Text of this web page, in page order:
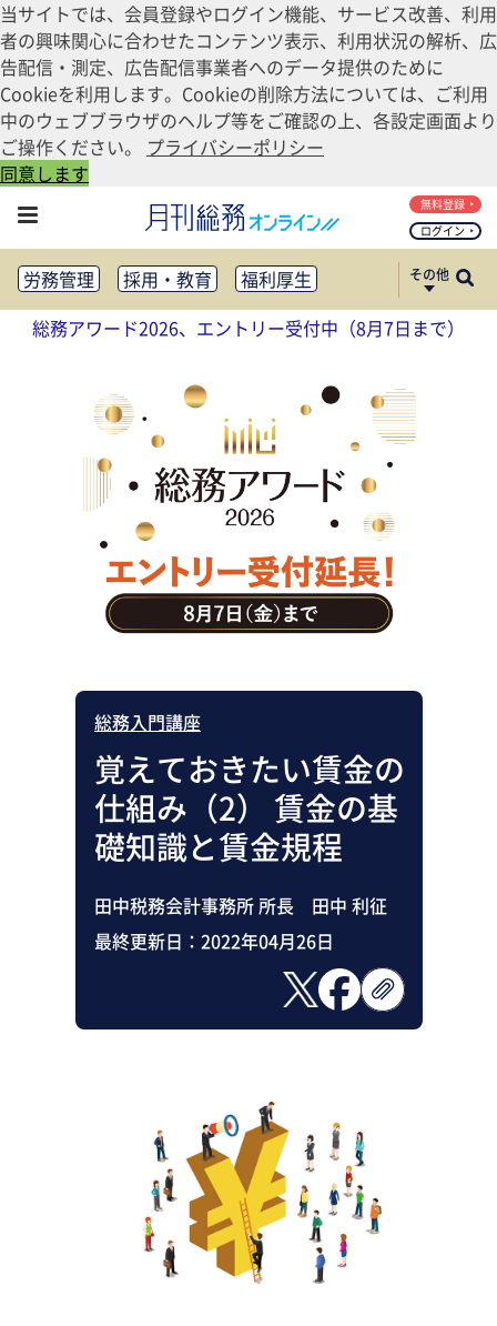
当サイトでは、会員登録やログイン機能、サービス改善、利用
者の興味関心に合わせたコンテンツ表示、利用状況の解析、広
告配信・測定、広告配信事業者へのデータ提供のために
Cookieを利用します。Cookieの削除方法については、ご利用
中のウェブブラウザのヘルプ等をご確認の上、各設定画面より
ご操作ください。 プライバシーポリシー
同意します
ログイン
無料登録
労務管理 採用・教育
福利厚生
健康経営
働き方改革
法務・コンプライアンス
リスクマネジメント・BCP
社外・社内広報
社外・社内コミュニケーション活性化
FM・オフィス移転
CSR・SDGs
テクノロジー活用・DX
助成金・補助金・コスト削減
アウトソーシング・BPO
調査・レポート
その他
総務アワード2026、エントリー受付中（8月7日まで）
総務入門講座
覚えておきたい賃金の
仕組み（2） 賃金の基
礎知識と賃金規程
田中税務会計事務所 所長 田中 利征
最終更新日： 2022年04月26日